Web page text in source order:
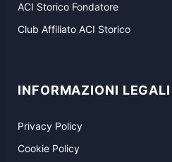
ACI Storico Fondatore
Club Affiliato ACI Storico
INFORMAZIONI LEGALI
Privacy Policy
Cookie Policy